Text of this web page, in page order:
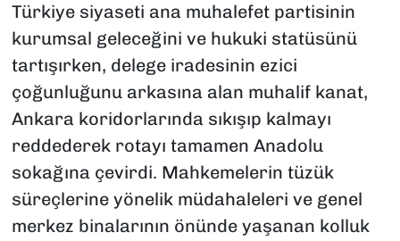
Türkiye siyaseti ana muhalefet partisinin
kurumsal geleceğini ve hukuki statüsünü
tartışırken, delege iradesinin ezici
çoğunluğunu arkasına alan muhalif kanat,
Ankara koridorlarında sıkışıp kalmayı
reddederek rotayı tamamen Anadolu
sokağına çevirdi. Mahkemelerin tüzük
süreçlerine yönelik müdahaleleri ve genel
merkez binalarının önünde yaşanan kolluk